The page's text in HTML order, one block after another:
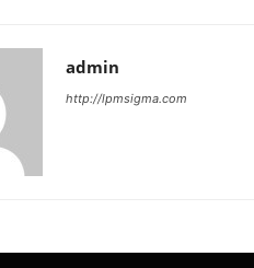
admin
http://lpmsigma.com